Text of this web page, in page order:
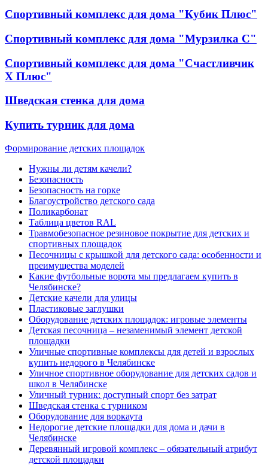
Спортивный комплекс для дома "Кубик Плюс"
Спортивный комплекс для дома "Мурзилка С"
Спортивный комплекс для дома "Счастливчик
Х Плюс"
Шведская стенка для дома
Купить турник для дома
Формирование детских площадок
Нужны ли детям качели?
Безопасность
Безопасность на горке
Благоустройство детского сада
Поликарбонат
Таблица цветов RAL
Травмобезопасное резиновое покрытие для детских и
спортивных площадок
Песочницы с крышкой для детского сада: особенности и
преимущества моделей
Какие футбольные ворота мы предлагаем купить в
Челябинске?
Детские качели для улицы
Пластиковые заглушки
Оборудование детских площадок: игровые элементы
Детская песочница – незаменимый элемент детской
площадки
Уличные спортивные комплексы для детей и взрослых
купить недорого в Челябинске
Уличное спортивное оборудование для детских садов и
школ в Челябинске
Уличный турник: доступный спорт без затрат
Шведская стенка с турником
Оборудование для воркаута
Недорогие детские площадки для дома и дачи в
Челябинске
Деревянный игровой комплекс – обязательный атрибут
детской площадки